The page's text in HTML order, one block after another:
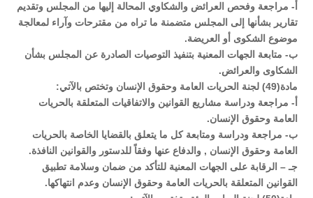
أ- مراجعة وفحص العرائض والشكاوي المحالة إليها من المجلس وتقديم
تقارير بشأنها إلى المجلس متضمنة ما تراه من مقترحات وآراء لمعالجة
موضوع الشكوى أو العريضة.
ب- متابعة الجهات المعنية بتنفيذ التوصيات الصادرة عن المجلس بشأن
الشكاوى والعرائض.
مادة(49) لجنة الحريات العامة وحقوق الإنسان وتختص بالآتي:
أ‌- مراجعة ودراسة مشاريع القوانين والاتفاقيات المتعلقة بالحريات
العامة وحقوق الإنسان.
ب‌- مراجعة ودراسة ومتابعة كل ما يتعلق بالقضايا الخاصة بالحريات
العامة وحقوق الإنسان , والدفاع عنها وفقاً للدستور والقوانين النافذة.
جـ – الرقابة على الجهات المعنية للتأكد من ضمان وسلامة تطبيق
القوانين المتعلقة بالحريات العامة وحقوق الإنسان وعدم انتهاكها.